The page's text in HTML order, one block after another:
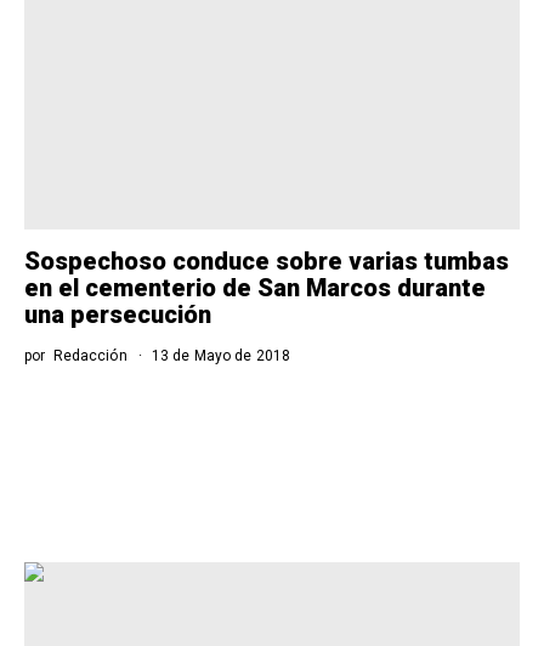
Sospechoso conduce sobre varias tumbas
en el cementerio de San Marcos durante
una persecución
por Redacción 13 de Mayo de 2018